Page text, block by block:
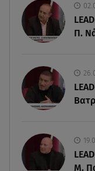
08.08.26 , 13:07
Σέρρες:
το φονικό
08.08.26 , 13:06
MG Motor
Flying Week
Π.
Μ.